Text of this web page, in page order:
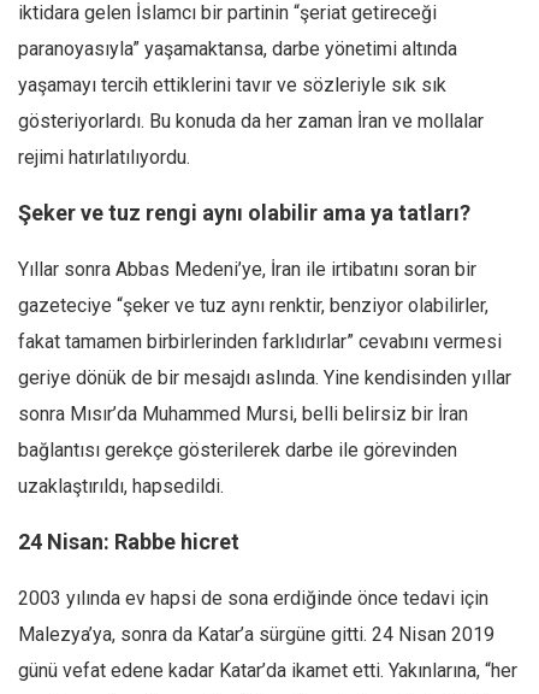
iktidara gelen İslamcı bir partinin “şeriat getireceği
paranoyasıyla” yaşamaktansa, darbe yönetimi altında
yaşamayı tercih ettiklerini tavır ve sözleriyle sık sık
gösteriyorlardı. Bu konuda da her zaman İran ve mollalar
rejimi hatırlatılıyordu.
Şeker ve tuz rengi aynı olabilir ama ya tatları?
Yıllar sonra Abbas Medeni’ye, İran ile irtibatını soran bir
gazeteciye “şeker ve tuz aynı renktir, benziyor olabilirler,
fakat tamamen birbirlerinden farklıdırlar” cevabını vermesi
geriye dönük de bir mesajdı aslında. Yine kendisinden yıllar
sonra Mısır’da Muhammed Mursi, belli belirsiz bir İran
bağlantısı gerekçe gösterilerek darbe ile görevinden
uzaklaştırıldı, hapsedildi.
24 Nisan: Rabbe hicret
2003 yılında ev hapsi de sona erdiğinde önce tedavi için
Malezya’ya, sonra da Katar’a sürgüne gitti. 24 Nisan 2019
günü vefat edene kadar Katar’da ikamet etti. Yakınlarına, “her